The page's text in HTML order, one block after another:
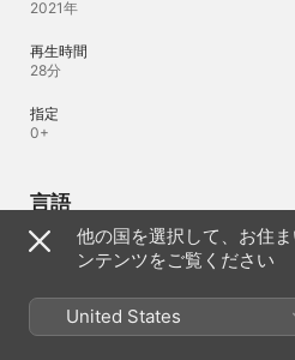
2021年
再生時間
28分
指定
0+
言語
オリジナル音源
オーディオ
韓国語（韓国）
他の国を選択して、お住
ンテンツをご覧ください
United States